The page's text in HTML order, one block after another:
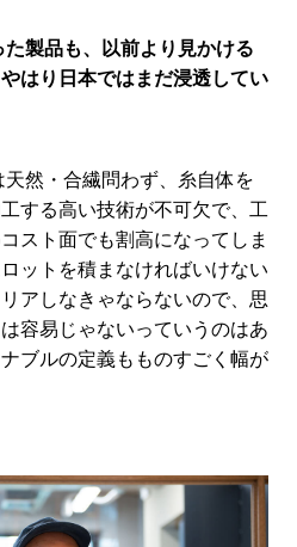
製品も、以前より見かける
はり日本ではまだ浸透してい
天然・合繊問わず、糸自体を
する高い技術が不可欠で、工
スト面でも割高になってしま
ットを積まなければいけない
アしなきゃならないので、思
容易じゃないっていうのはあ
ブルの定義もものすごく幅が